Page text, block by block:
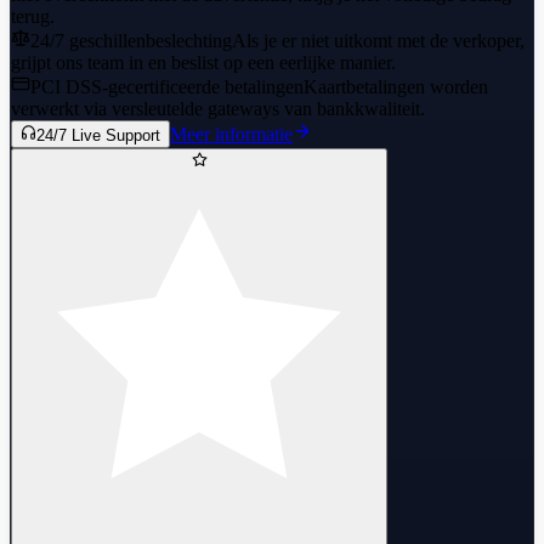
terug.
24/7 geschillenbeslechtingAls je er niet uitkomt met de verkoper,
grijpt ons team in en beslist op een eerlijke manier.
PCI DSS-gecertificeerde betalingen Kaartbetalingen worden
verwerkt via versleutelde gateways van bankkwaliteit.
24/7 Live Support Meer informatie